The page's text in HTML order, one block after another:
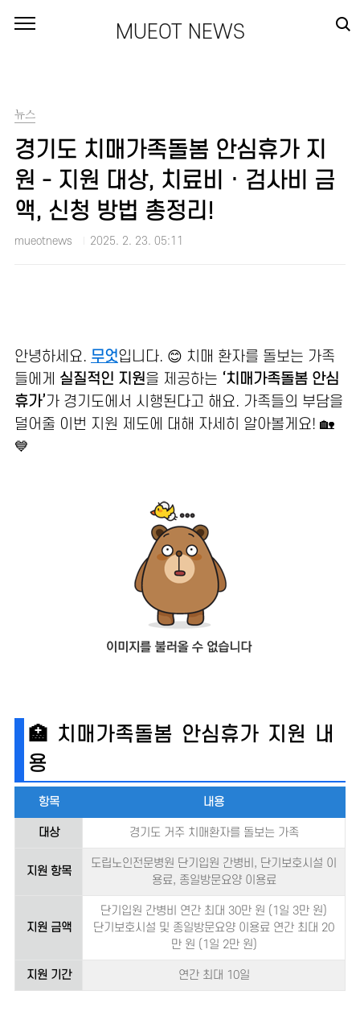
MUEOT NEWS
뉴스
경기도 치매가족돌봄 안심휴가 지
원 - 지원 대상, 치료비 · 검사비 금
액, 신청 방법 총정리!
mueotnews 2025. 2. 23. 05:11
안녕하세요. 무엇입니다. 😊 치매 환자를 돌보는 가족
들에게 실질적인 지원을 제공하는 ‘치매가족돌봄 안심
휴가’가 경기도에서 시행된다고 해요. 가족들의 부담을
덜어줄 이번 지원 제도에 대해 자세히 알아볼게요! 🏡
💙
🏥 치매가족돌봄 안심휴가 지원 내
용
항목 내용
대상 경기도 거주 치매환자를 돌보는 가족
지원 항목
도립노인전문병원 단기입원 간병비, 단기보호시설 이
용료, 종일방문요양 이용료
지원 금액
단기입원 간병비 연간 최대 30만 원 (1일 3만 원)
단기보호시설 및 종일방문요양 이용료 연간 최대 20
만 원 (1일 2만 원)
지원 기간 연간 최대 10일